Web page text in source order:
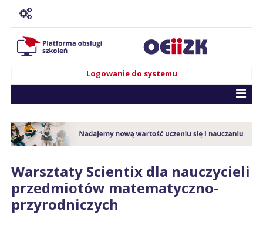
Logowanie do systemu
Warsztaty Scientix dla nauczycieli
przedmiotów matematyczno-
przyrodniczych